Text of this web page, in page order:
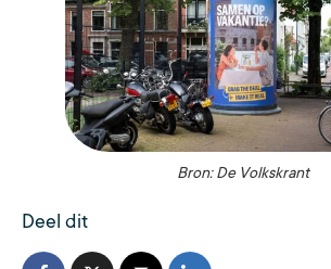
Bron: De Volkskrant
Deel dit